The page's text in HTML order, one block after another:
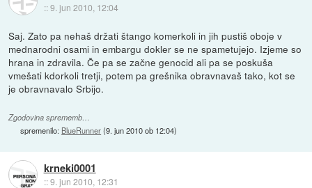
::9. jun 2010, 12:04
Saj. Zato pa nehaš držati štango komerkoli in jih pustiš oboje v
mednarodni osami in embargu dokler se ne spametujejo. Izjeme so
hrana in zdravila. Če pa se začne genocid ali pa se poskuša
vmešati kdorkoli tretji, potem pa grešnika obravnavaš tako, kot se
je obravnavalo Srbijo.
Zgodovina sprememb…
spremenilo: BlueRunner(9. jun 2010 ob 12:04)
krneki0001
::9. jun 2010, 12:31